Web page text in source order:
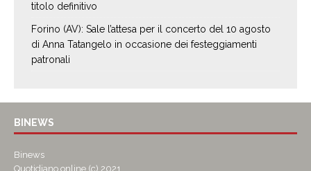
titolo definitivo
Forino (AV): Sale l’attesa per il concerto del 10 agosto
di Anna Tatangelo in occasione dei festeggiamenti
patronali
BINEWS
Binews
Quotidiano online (c) 2021